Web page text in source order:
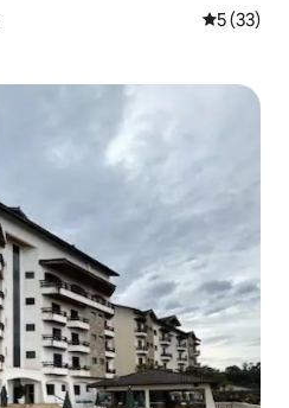
5 de uma
5 (33)